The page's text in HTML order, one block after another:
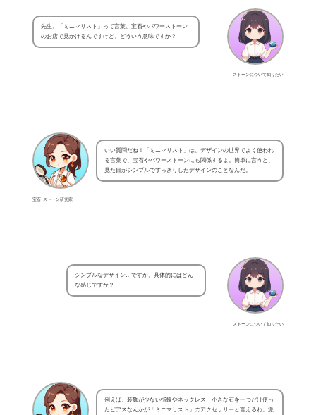
ストーンについて知りたい
先生、「ミニマリスト」って言葉、宝石やパワーストーン
のお店で見かけるんですけど、どういう意味ですか？
宝石･ストーン研究家
いい質問だね！「ミニマリスト」は、デザインの世界でよく使われ
る言葉で、宝石やパワーストーンにも関係するよ。簡単に言うと、
見た目がシンプルですっきりしたデザインのことなんだ。
ストーンについて知りたい
シンプルなデザイン…ですか。具体的にはどん
な感じですか？
例えば、装飾が少ない指輪やネックレス、小さな石を一つだけ使っ
たピアスなんかが「ミニマリスト」のアクセサリーと言えるね。派